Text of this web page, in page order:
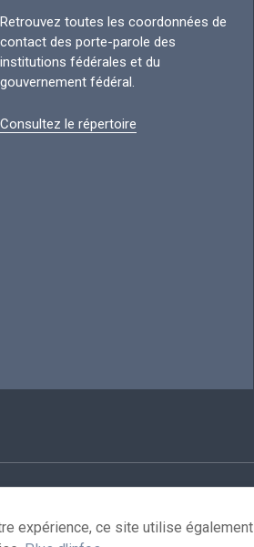
Retrouvez toutes les coordonnées de
contact des porte-parole des
institutions fédérales et du
gouvernement fédéral.
Consultez le répertoire
expérience, ce site utilise également